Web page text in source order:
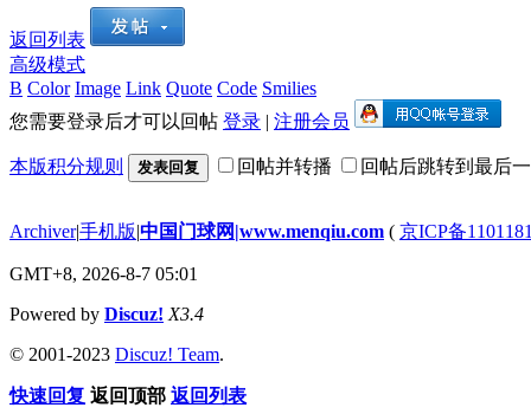
返回列表
高级模式
B Color Image Link Quote Code Smilies
您需要登录后才可以回帖 登录 | 注册会员
本版积分规则 发表回复 回帖并转播 回帖后跳转到最后
Archiver|手机版|中国门球网|www.menqiu.com ( 京ICP备
GMT+8, 2026-8-7 05:01
Powered by Discuz! X3.4
© 2001-2023 Discuz! Team.
快速回复 返回顶部 返回列表